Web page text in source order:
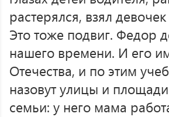
растерялся, взял
Это тоже подвиг. Федор
нашего времени. И его
Отечества, и по этим
назовут улицы и
семьи: у него мама